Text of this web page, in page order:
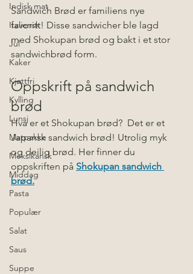
Indisk mat
Italiensk
Jul
Kaker
Kjøttfri
Kylling
Lunsj
Matpakke
Meksikansk
Middag
Pasta
Populær
Salat
Saus
Suppe
Sandwich Brød er familiens nye
favoritt! Disse sandwicher ble lagd
med Shokupan brød og bakt i et stor
sandwichbrød form.
Oppskrift på sandwich
brød
Hva er et Shokupan brød?  Det er et
Japansk sandwich brød! Utrolig myk
og deilig brød. Her finner du
oppskriften på Shokupan sandwich
brød.